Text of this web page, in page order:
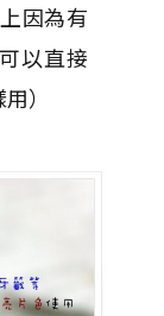
因為有
以直接
）